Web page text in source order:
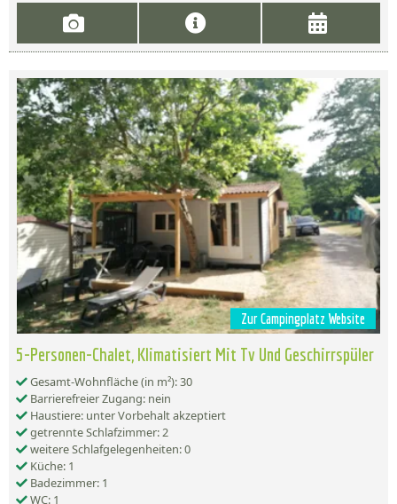
Zur Campingplatz Website
5-Personen-Chalet, Klimatisiert Mit Tv Und Geschirrspüler
Gesamt-Wohnfläche (in m²): 30
Barrierefreier Zugang: nein
Haustiere: unter Vorbehalt akzeptiert
getrennte Schlafzimmer: 2
weitere Schlafgelegenheiten: 0
Küche: 1
Badezimmer: 1
WC: 1